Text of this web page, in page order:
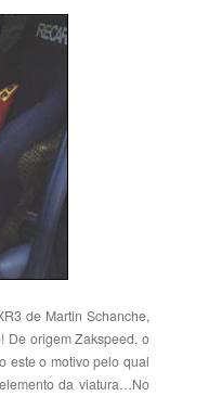
de Martin Schanche,
De origem Zakspeed, o
este o motivo pelo qual
da viatura…No